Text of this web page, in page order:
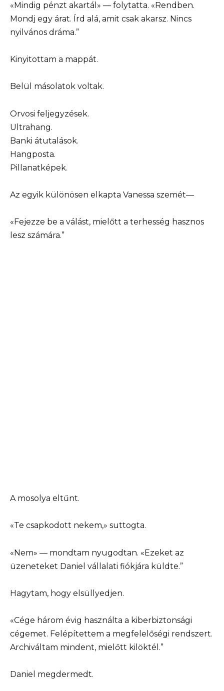
«Mindig pénzt akartál» — folytatta. «Rendben.
Mondj egy árat. Írd alá, amit csak akarsz. Nincs
nyilvános dráma.”
Kinyitottam a mappát.
Belül másolatok voltak.
Orvosi feljegyzések.
Ultrahang.
Banki átutalások.
Hangposta.
Pillanatképek.
Az egyik különösen elkapta Vanessa szemét—
«Fejezze be a válást, mielőtt a terhesség hasznos
lesz számára.”
A mosolya eltűnt.
«Te csapkodott nekem,» suttogta.
«Nem» — mondtam nyugodtan. «Ezeket az
üzeneteket Daniel vállalati fiókjára küldte.”
Hagytam, hogy elsüllyedjen.
«Cége három évig használta a kiberbiztonsági
cégemet. Felépítettem a megfelelőségi rendszert.
Archiváltam mindent, mielőtt kilöktél.”
Daniel megdermedt.